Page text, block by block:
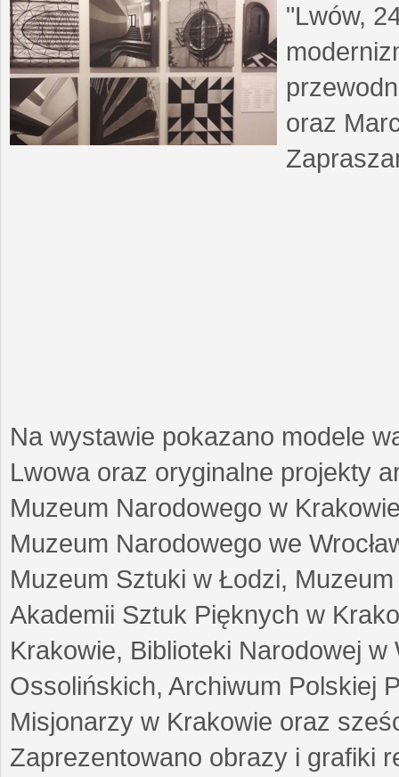
"Lwów,
oraz
Na wystawie pokazano modele
Lwowa oraz oryginalne projekty
Muzeum Narodowego w
Muzeum Narodowego we
Muzeum Sztuki w Łodzi,
Akademii Sztuk Pięknych w
Krakowie, Biblioteki Narodowej
Ossolińskich, Archiwum Polskiej
Misjonarzy w Krakowie oraz
Zaprezentowano obrazy i grafiki